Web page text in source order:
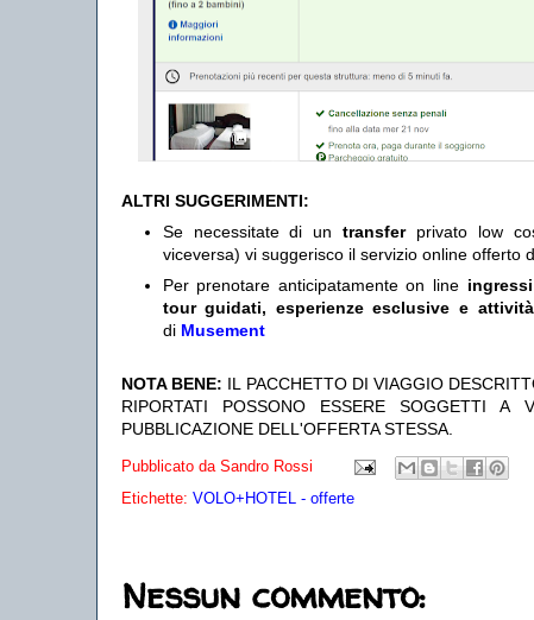
ALTRI SUGGERIMENTI:
Se necessitate di untransfer privato low
viceversa) vi suggerisco il servizio online offerto
Per prenotare anticipatamente on line
tour guidati, esperienze esclusive e
di Musement
NOTA BENE: IL PACCHETTO DI VIAGGIO
RIPORTATI POSSONO ESSERE SOGGETTI A
PUBBLICAZIONE DELL'OFFERTA STESSA.
Pubblicato da Sandro Rossi
Etichette: VOLO+HOTEL - offerte
Nessun commento: